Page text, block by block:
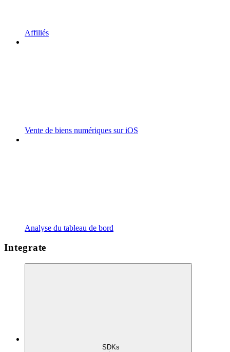
Affiliés
Vente de biens numériques sur iOS
Analyse du tableau de bord
Integrate
SDKs